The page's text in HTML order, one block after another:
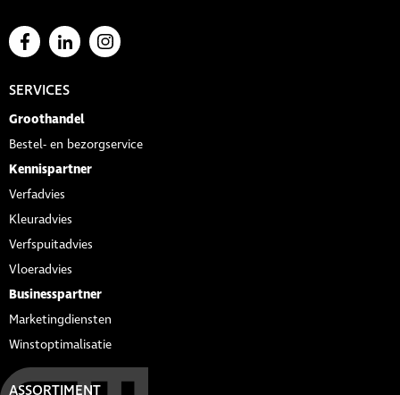
SERVICES
Groothandel
Bestel- en bezorgservice
Kennispartner
Verfadvies
Kleuradvies
Verfspuitadvies
Vloeradvies
Businesspartner
Marketingdiensten
Winstoptimalisatie